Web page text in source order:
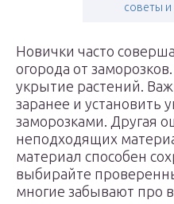
советы и
Новички часто
огорода от
укрытие растений.
заранее и установить
заморозками. Другая
неподходящих
материал способен
выбирайте
многие забывают про